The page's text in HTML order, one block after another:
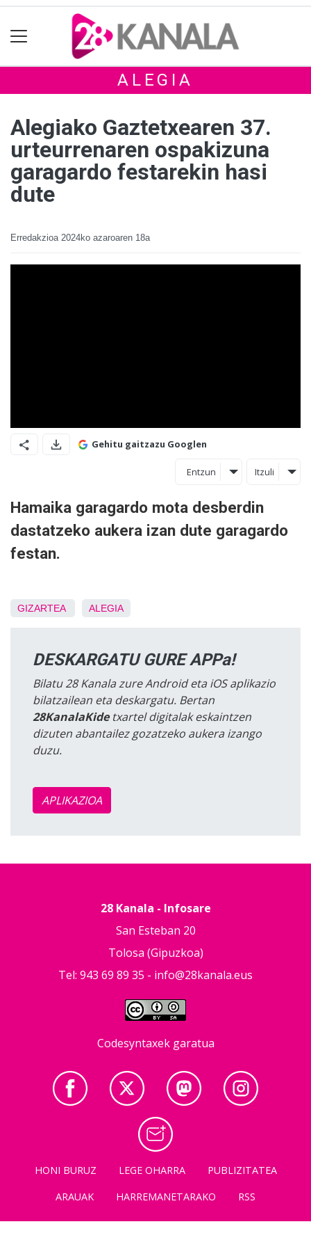
ALEGIA
Alegiako Gaztetxearen 37.
urteurrenaren ospakizuna
garagardo festarekin hasi
dute
Erredakzioa 2024ko azaroaren 18a
Gehitu gaitzazu Googlen
Entzun Itzuli
Hamaika garagardo mota desberdin
dastatzeko aukera izan dute garagardo
festan.
GIZARTEA ALEGIA
DESKARGATU GURE APPa!
Bilatu 28 Kanala zure Android eta iOS aplikazio
bilatzailean eta deskargatu. Bertan
28KanalaKidetxartel digitalak eskaintzen
dizuten abantailez gozatzeko aukera izango
duzu.
APLIKAZIOA
28 Kanala - Infosare
San Esteban 20
Tolosa (Gipuzkoa)
Tel: 943 69 89 35 - info@28kanala.eus
Codesyntaxek garatua
HONI BURUZ LEGE OHARRA
PUBLIZITATEA
ARAUAK
HARREMANETARAKO RSS